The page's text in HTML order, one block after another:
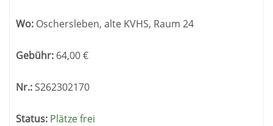
Wo: Oschersleben, alte KVHS, Raum 24
Gebühr: 64,00€
Nr.:S262302170
Status: Plätze frei